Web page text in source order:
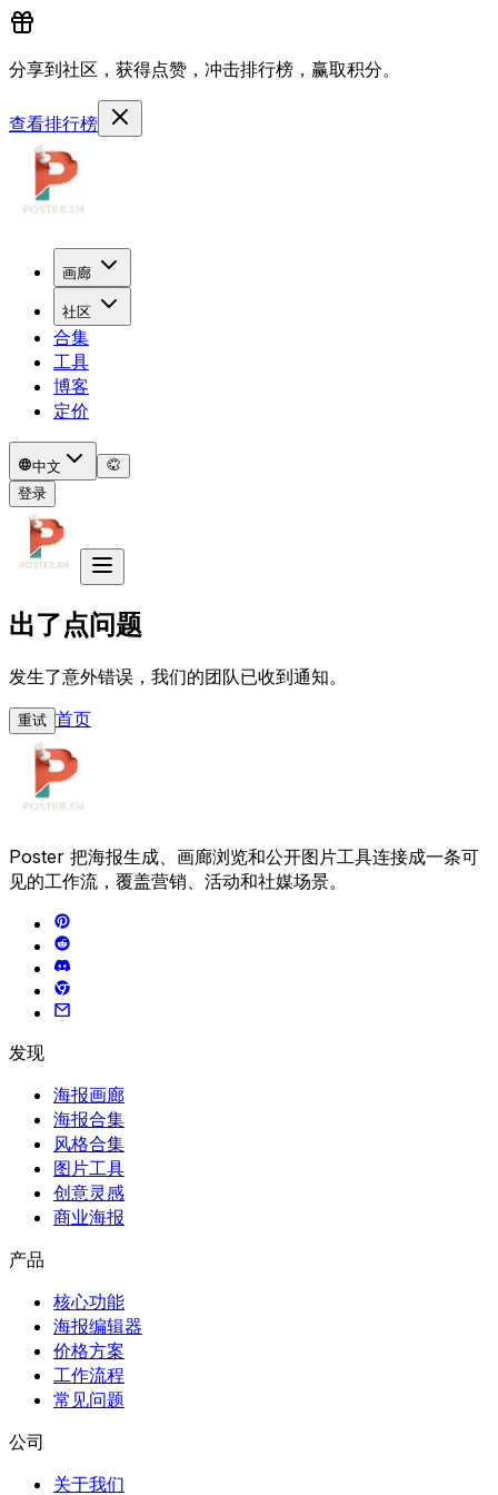
分享到社区，获得点赞，冲击排行榜，赢取积分。
查看排行榜
画廊
社区
合集
工具
博客
定价
中文
登录
出了点问题
发生了意外错误，我们的团队已收到通知。
重试 首页
Poster 把海报生成、画廊浏览和公开图片工具连接成一条可
见的工作流，覆盖营销、活动和社媒场景。
发现
海报画廊
海报合集
风格合集
图片工具
创意灵感
商业海报
产品
核心功能
海报编辑器
价格方案
工作流程
常见问题
公司
关于我们